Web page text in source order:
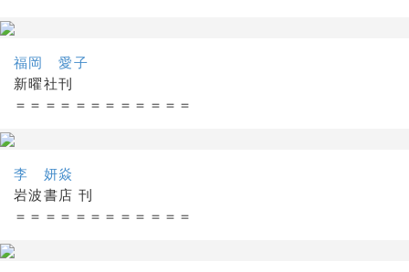
福岡 愛子
新曜社刊
＝＝＝＝＝＝＝＝＝＝＝＝
李 妍焱
岩波書店 刊
＝＝＝＝＝＝＝＝＝＝＝＝